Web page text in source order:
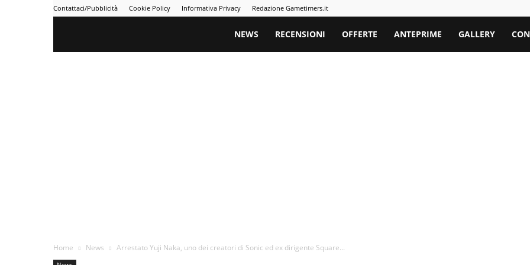
Contattaci/Pubblicità Cookie Policy Informativa Privacy Redazione Gametimers.it
Gametimers
NEWS RECENSIONI OFFERTE ANTEPRIME GALLERY
Home News Arrestato Yuji Naka, uno dei creatori di Sonic ed ex dirigente Square...